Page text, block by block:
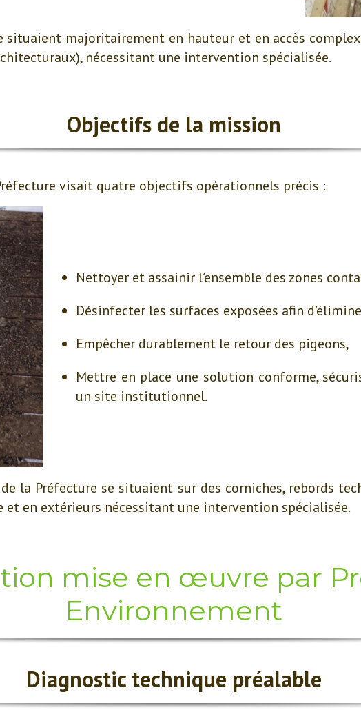
situaient majoritairement en hauteur et en accès
nécessitant une intervention spécialisée.
Objectifs de la mission
visait quatre objectifs opérationnels précis :
Nettoyer et assainir l’ensemble des zones
Désinfecter les surfaces exposées afin
Empêcher durablement le retour des pigeons,
Mettre en place une solution conforme,
un site institutionnel.
la Préfecture se situaient sur des corniches, rebords
en extérieurs nécessitant une intervention spécialisée.
mise en œuvre par
Environnement
Diagnostic technique préalable